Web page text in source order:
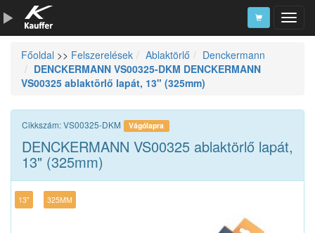
Szerszámkatalógus
Kosár
Alkatrészek
Főoldal >> Felszerelések Ablaktörlő
Denckermann
DENCKERMANN VS00325-DKM DENCKERMANN
VS00325 ablaktörlő lapát, 13" (325mm)
Cikkszám: VS00325-DKM Vágólapra
DENCKERMANN VS00325 ablaktörlő lapát,
13" (325mm)
13" 325MM